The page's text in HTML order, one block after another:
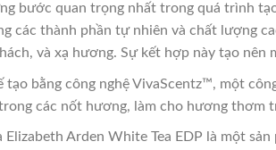
bước quan trọng nhất trong quá trình
các thành phần tự nhiên và chất lượng
và xạ hương. Sự kết hợp này tạo
tạo bằng công nghệ VivaScentz™, một
các nốt hương, làm cho hương thơm
Elizabeth Arden White Tea EDP là một